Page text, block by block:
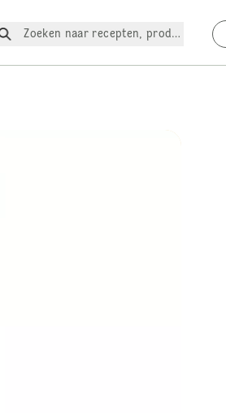
Zoeken naar recepten, producten, enz.